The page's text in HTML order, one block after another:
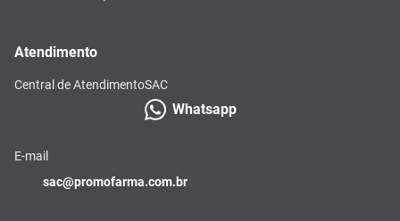
Atendimento
Central de AtendimentoSAC
Whatsapp
E-mail
sac@promofarma.com.br